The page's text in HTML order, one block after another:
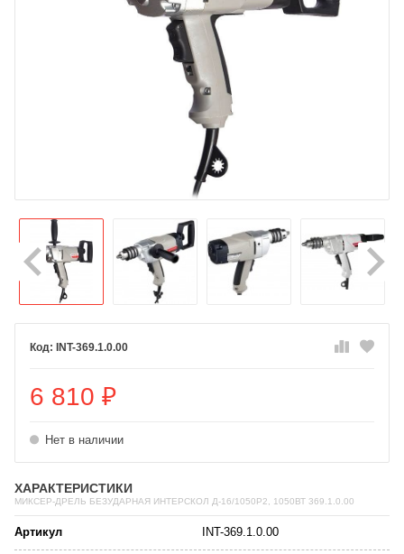
INT-369.1.0.00
6 810 ₽
Нет в наличии
ХАРАКТЕРИСТИКИ
МИКСЕР-ДРЕЛЬ БЕЗУДАРНАЯ ИНТЕРСКОЛ Д-16/1050Р2, 1050ВТ 369.1.0.00
Артикул INT-369.1.0.00